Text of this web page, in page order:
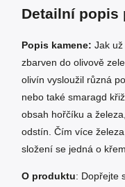
Detailní popis
Popis kamene: Jak
zbarven do olivově
olivín vysloužil různá
nebo také smaragd
obsah hořčíku a
odstín. Čím více
složení se jedná o
O produktu: Dopřejte